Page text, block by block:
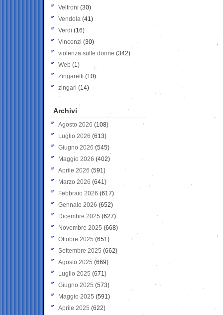
Veltroni (30)
Vendola (41)
Verdi (16)
Vincenzi (30)
violenza sulle donne (342)
Web (1)
Zingaretti (10)
zingari (14)
Archivi
Agosto 2026 (108)
Luglio 2026 (613)
Giugno 2026 (545)
Maggio 2026 (402)
Aprile 2026 (591)
Marzo 2026 (641)
Febbraio 2026 (617)
Gennaio 2026 (652)
Dicembre 2025 (627)
Novembre 2025 (668)
Ottobre 2025 (651)
Settembre 2025 (662)
Agosto 2025 (669)
Luglio 2025 (671)
Giugno 2025 (573)
Maggio 2025 (591)
Aprile 2025 (622)